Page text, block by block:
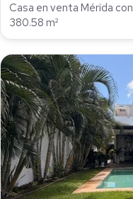
Casa en venta Mérida
380.58 m²